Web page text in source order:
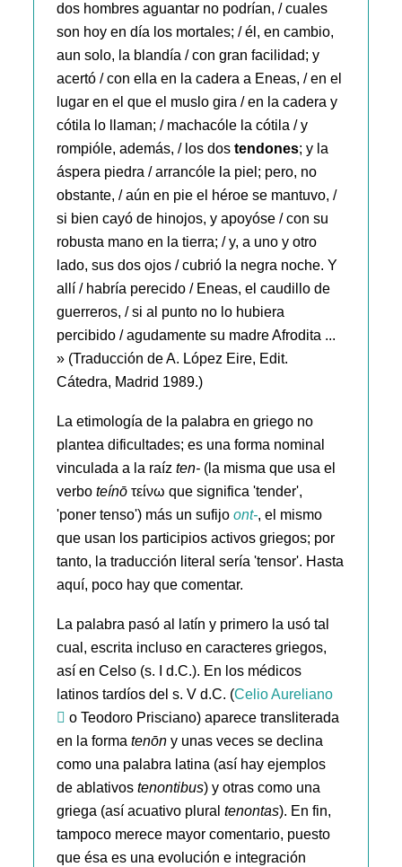
dos hombres aguantar no podrían, / cuales
son hoy en día los mortales; / él, en cambio,
aun solo, la blandía / con gran facilidad; y
acertó / con ella en la cadera a Eneas, / en el
lugar en el que el muslo gira / en la cadera y
cótila lo llaman; / machacóle la cótila / y
rompióle, además, / los dostendones; y la
áspera piedra / arrancóle la piel; pero, no
obstante, / aún en pie el héroe se mantuvo, /
si bien cayó de hinojos, y apoyóse / con su
robusta mano en la tierra; / y, a uno y otro
lado, sus dos ojos / cubrió la negra noche. Y
allí / habría perecido / Eneas, el caudillo de
guerreros, / si al punto no lo hubiera
percibido / agudamente su madre Afrodita ...
» (Traducción de A. López Eire, Edit.
Cátedra, Madrid 1989.)
La etimología de la palabra en griego no
plantea dificultades; es una forma nominal
vinculada a la raízten- (la misma que usa el
verboteínō τείνω que significa 'tender',
'poner tenso') más un sufijoont-, el mismo
que usan los participios activos griegos; por
tanto, la traducción literal sería 'tensor'. Hasta
aquí, poco hay que comentar.
La palabra pasó al latín y primero la usó tal
cual, escrita incluso en caracteres griegos,
así en Celso (s. I d.C.). En los médicos
latinos tardíos del s. V d.C. (Celio Aureliano
o Teodoro Prisciano) aparece transliterada
en la formatenōn y unas veces se declina
como una palabra latina (así hay ejemplos
de ablativostenontibus) y otras como una
griega (así acuativo pluraltenontas). En fin,
tampoco merece mayor comentario, puesto
que ésa es una evolución e integración